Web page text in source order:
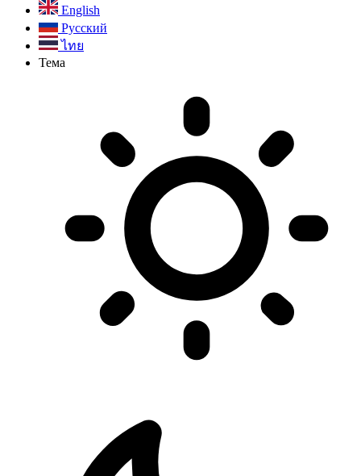
English
Русский
ไทย
Тема